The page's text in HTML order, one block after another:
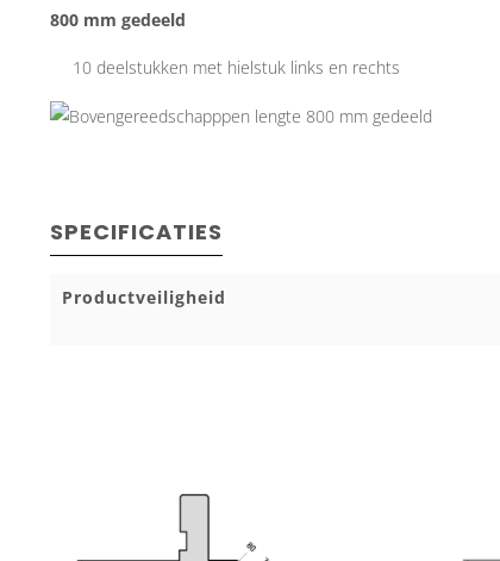
800 mm gedeeld
10 deelstukken met hielstuk links en rechts
SPECIFICATIES
Productveiligheid